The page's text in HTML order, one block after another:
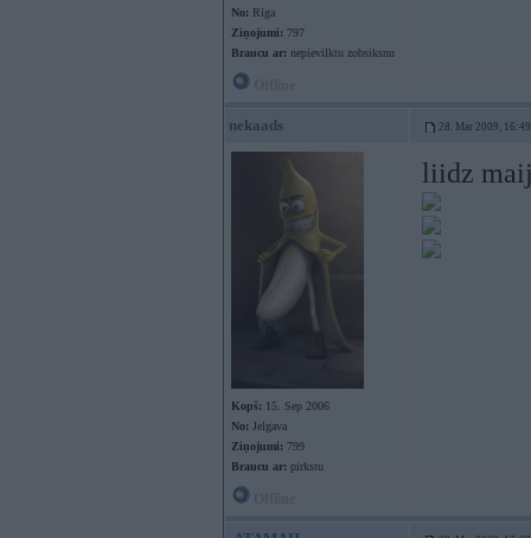
No: Rīga
Ziņojumi: 797
Braucu ar: nepievilktu zobsiksnu
nekaads 28. Mar 2009, 16:49
Kopš: 15. Sep 2006
No: Jelgava
Ziņojumi: 799
Braucu ar: pirkstu
liidz